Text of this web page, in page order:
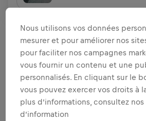
APERÇU DE LA COLLECTE DE FONDS
0,00 $US LEVÉS DE OBJECTIF DE 28,25 $US
COLLECTE DE FONDS
Faites un don pour faire la
l'argent collecté est destiné à la
Nous utilisons vos données
mesurer et pour améliorer nos
pour faciliter nos campagnes
vous fournir un contenu et une
personnalisés. En cliquant sur le
vous pouvez exercer vos droits à
plus d’informations, consultez
d’information